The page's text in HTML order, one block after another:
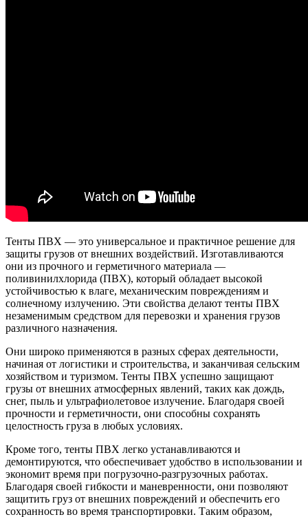
Тенты ПВХ — это универсальное и практичное решение для
защиты грузов от внешних воздействий. Изготавливаются
они из прочного и герметичного материала —
поливинилхлорида (ПВХ), который обладает высокой
устойчивостью к влаге, механическим повреждениям и
солнечному излучению. Эти свойства делают тенты ПВХ
незаменимым средством для перевозки и хранения грузов
различного назначения.
Они широко применяются в разных сферах деятельности,
начиная от логистики и строительства, и заканчивая сельским
хозяйством и туризмом. Тенты ПВХ успешно защищают
грузы от внешних атмосферных явлений, таких как дождь,
снег, пыль и ультрафиолетовое излучение. Благодаря своей
прочности и герметичности, они способны сохранять
целостность груза в любых условиях.
Кроме того, тенты ПВХ легко устанавливаются и
демонтируются, что обеспечивает удобство в использовании и
экономит время при погрузочно-разгрузочных работах.
Благодаря своей гибкости и маневренности, они позволяют
защитить груз от внешних повреждений и обеспечить его
сохранность во время транспортировки. Таким образом,